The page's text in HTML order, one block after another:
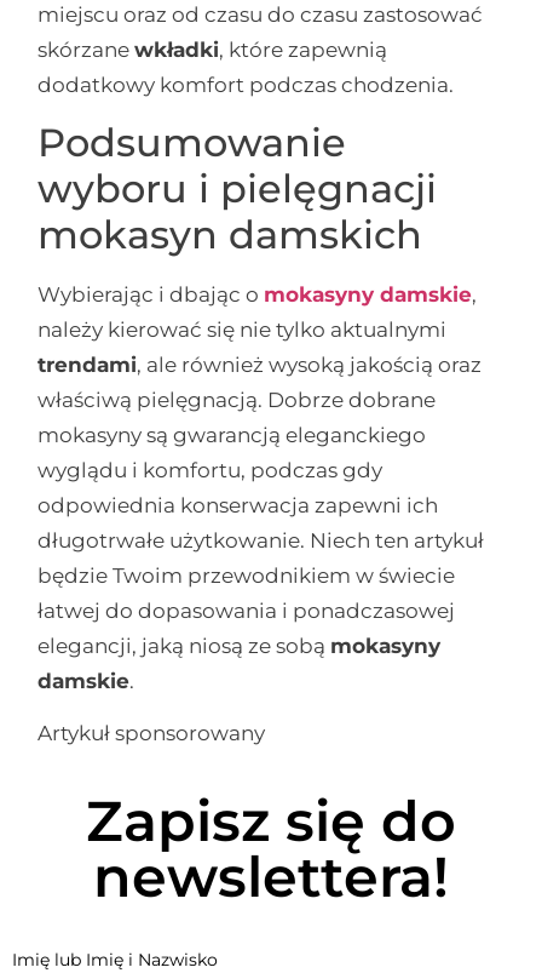
miejscu oraz od czasu do czasu zastosować
skórzanewkładki, które zapewnią
dodatkowy komfort podczas chodzenia.
Podsumowanie
wyboru i pielęgnacji
mokasyn damskich
Wybierając i dbając o mokasyny damskie,
należy kierować się nie tylko aktualnymi
trendami, ale również wysoką jakością oraz
właściwą pielęgnacją. Dobrze dobrane
mokasyny są gwarancją eleganckiego
wyglądu i komfortu, podczas gdy
odpowiednia konserwacja zapewni ich
długotrwałe użytkowanie. Niech ten artykuł
będzie Twoim przewodnikiem w świecie
łatwej do dopasowania i ponadczasowej
elegancji, jaką niosą ze sobą mokasyny
damskie.
Artykuł sponsorowany
Zapisz się do
newslettera!
Imię lub Imię i Nazwisko